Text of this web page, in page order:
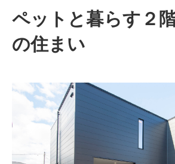
ペットと暮らす２
の住まい